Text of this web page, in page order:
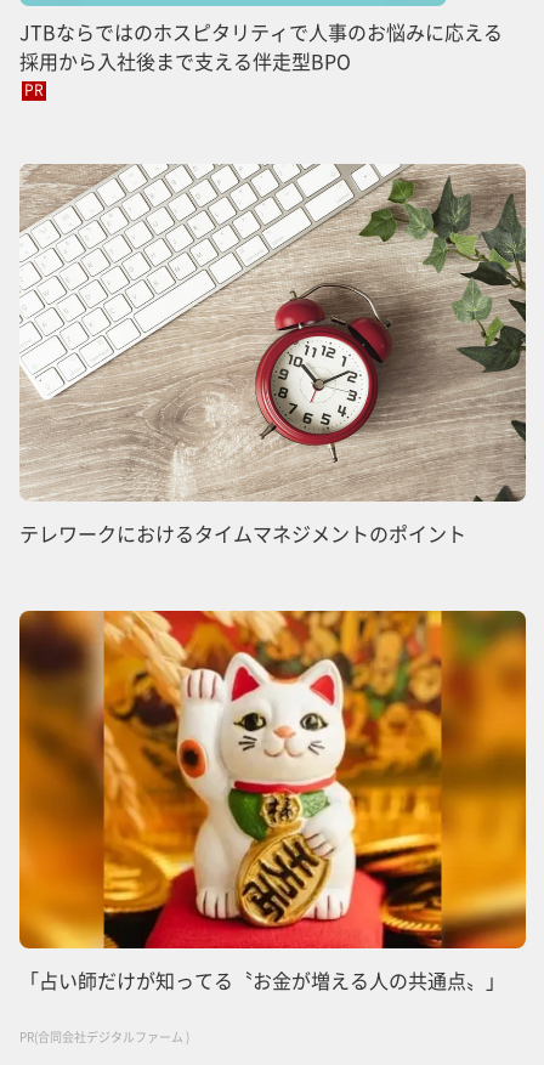
JTBならではのホスピタリティで人事のお悩みに応える
採用から入社後まで支える伴走型BPO
PR
テレワークにおけるタイムマネジメントのポイント
「占い師だけが知ってる〝お金が増える人の共通点〟」
PR(合同会社デジタルファーム )